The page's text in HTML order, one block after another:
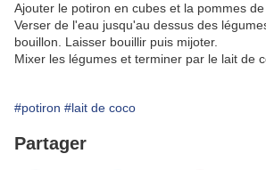
Ajouter le potiron en cubes et la pommes
Verser de l'eau jusqu'au dessus des
bouillon. Laisser bouillir puis mijoter.
Mixer les légumes et terminer par le lait de
#potiron #lait de coco
Partager